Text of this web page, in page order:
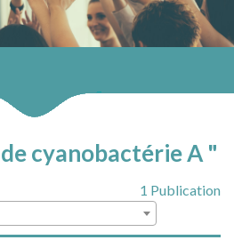
cyanobactérie A "
1 Publication